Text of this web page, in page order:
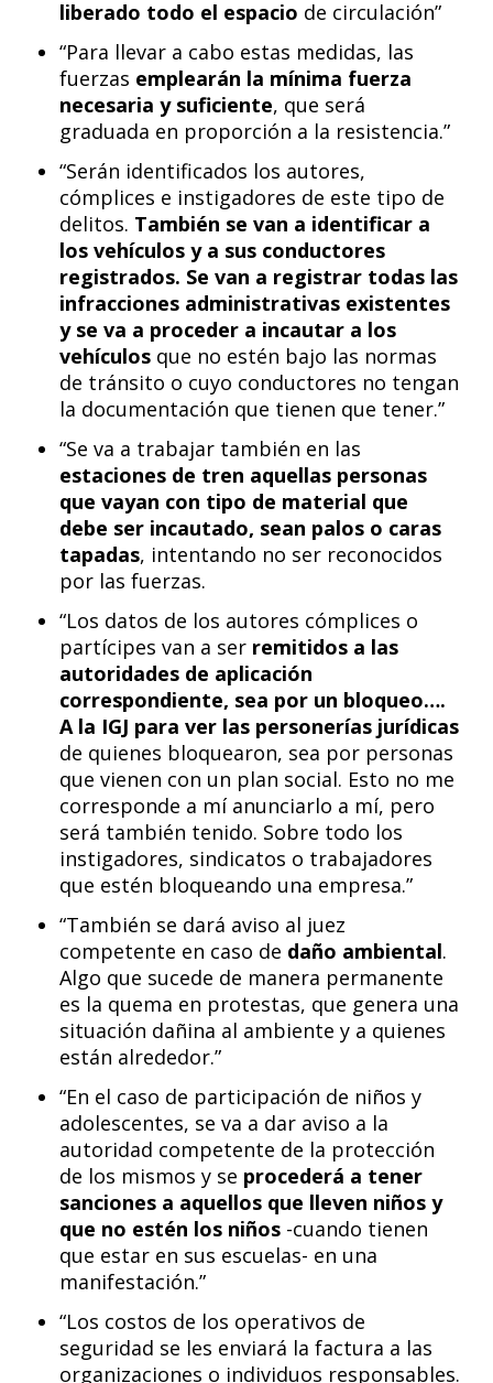
liberado todo el espacio de circulación”
“Para llevar a cabo estas medidas, las
fuerzas emplearán la mínima fuerza
necesaria y suficiente, que será
graduada en proporción a la resistencia.”
“Serán identificados los autores,
cómplices e instigadores de este tipo de
delitos. También se van a identificar a
los vehículos y a sus conductores
registrados. Se van a registrar todas las
infracciones administrativas existentes
y se va a proceder a incautar a los
vehículos que no estén bajo las normas
de tránsito o cuyo conductores no tengan
la documentación que tienen que tener.”
“Se va a trabajar también en las
estaciones de tren aquellas personas
que vayan con tipo de material que
debe ser incautado, sean palos o caras
tapadas, intentando no ser reconocidos
por las fuerzas.
“Los datos de los autores cómplices o
partícipes van a ser remitidos a las
autoridades de aplicación
correspondiente, sea por un bloqueo….
A la IGJ para ver las personerías jurídicas
de quienes bloquearon, sea por personas
que vienen con un plan social. Esto no me
corresponde a mí anunciarlo a mí, pero
será también tenido. Sobre todo los
instigadores, sindicatos o trabajadores
que estén bloqueando una empresa.”
“También se dará aviso al juez
competente en caso de daño ambiental.
Algo que sucede de manera permanente
es la quema en protestas, que genera una
situación dañina al ambiente y a quienes
están alrededor.”
“En el caso de participación de niños y
adolescentes, se va a dar aviso a la
autoridad competente de la protección
de los mismos y se procederá a tener
sanciones a aquellos que lleven niños y
que no estén los niños -cuando tienen
que estar en sus escuelas- en una
manifestación.”
“Los costos de los operativos de
seguridad se les enviará la factura a las
organizaciones o individuos responsables.